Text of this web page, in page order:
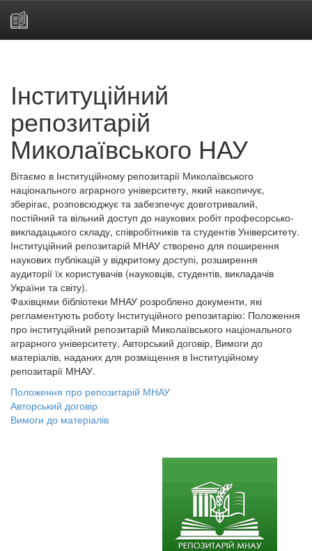
Інституційний
репозитарій
Миколаївського НАУ
Вітаємо в Інституційному репозитарії Миколаївського
національного аграрного університету, який накопичує,
зберігає, розповсюджує та забезпечує довготривалий,
постійний та вільний доступ до наукових робіт професорсько-
викладацького складу, співробітників та студентів Університету.
Інституційний репозитарій МНАУ створено для поширення
наукових публікацій у відкритому доступі, розширення
аудиторії їх користувачів (науковців, студентів, викладачів
України та світу).
Фахівцями бібліотеки МНАУ розроблено документи, які
регламентують роботу Інституційного репозитарію: Положення
про інституційний репозитарій Миколаївського національного
аграрного університету, Авторський договір, Вимоги до
матеріалів, наданих для розміщення в Інституційному
репозитарії МНАУ.
Положення про репозитарій МНАУ
Авторський договір
Вимоги до матеріалів